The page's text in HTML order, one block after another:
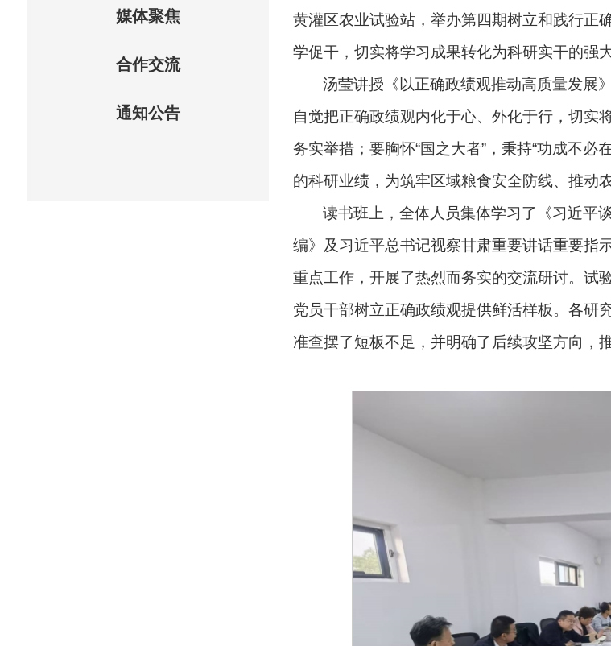
媒体聚焦
合作交流
通知公告
黄灌区农业试验站，举办第四期树立和践行正
学促干，切实将学习成果转化为科研实干的强大
汤莹讲授《以正确政绩观推动高质量发展
自觉把正确政绩观内化于心、外化于行，切实
务实举措；要胸怀“国之大者”，秉持“功成不
的科研业绩，为筑牢区域粮食安全防线、推动
读书班上，全体人员集体学习了《习近平
编》及习近平总书记视察甘肃重要讲话重要指
重点工作，开展了热烈而务实的交流研讨。试
党员干部树立正确政绩观提供鲜活样板。各研
准查摆了短板不足，并明确了后续攻坚方向，